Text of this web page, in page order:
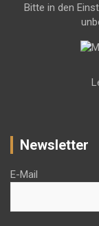
Bitte in den
Newsletter
E-Mail